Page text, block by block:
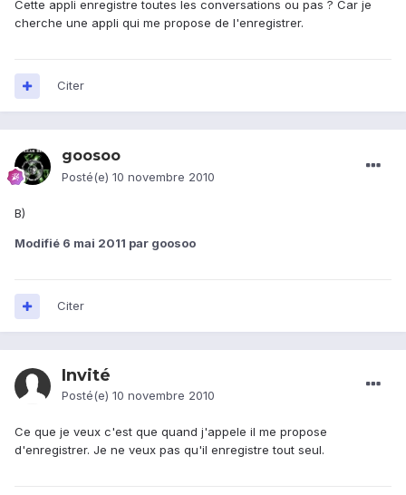
Cette appli enregistre toutes les conversations ou pas ? Car je
cherche une appli qui me propose de l'enregistrer.
Citer
goosoo
Posté(e) 10 novembre 2010
B)
Modifié 6 mai 2011 par goosoo
Citer
Invité
Posté(e) 10 novembre 2010
Ce que je veux c'est que quand j'appele il me propose
d'enregistrer. Je ne veux pas qu'il enregistre tout seul.